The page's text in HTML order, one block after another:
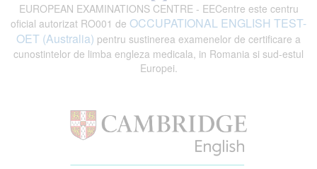
EUROPEAN EXAMINATIONS CENTRE - EECentre este centru
oficial autorizat RO001 de OCCUPATIONAL ENGLISH TEST-
OET (Australia) pentru sustinerea examenelor de certificare a
cunostintelor de limba engleza medicala, in Romania si sud-estul
Europei.